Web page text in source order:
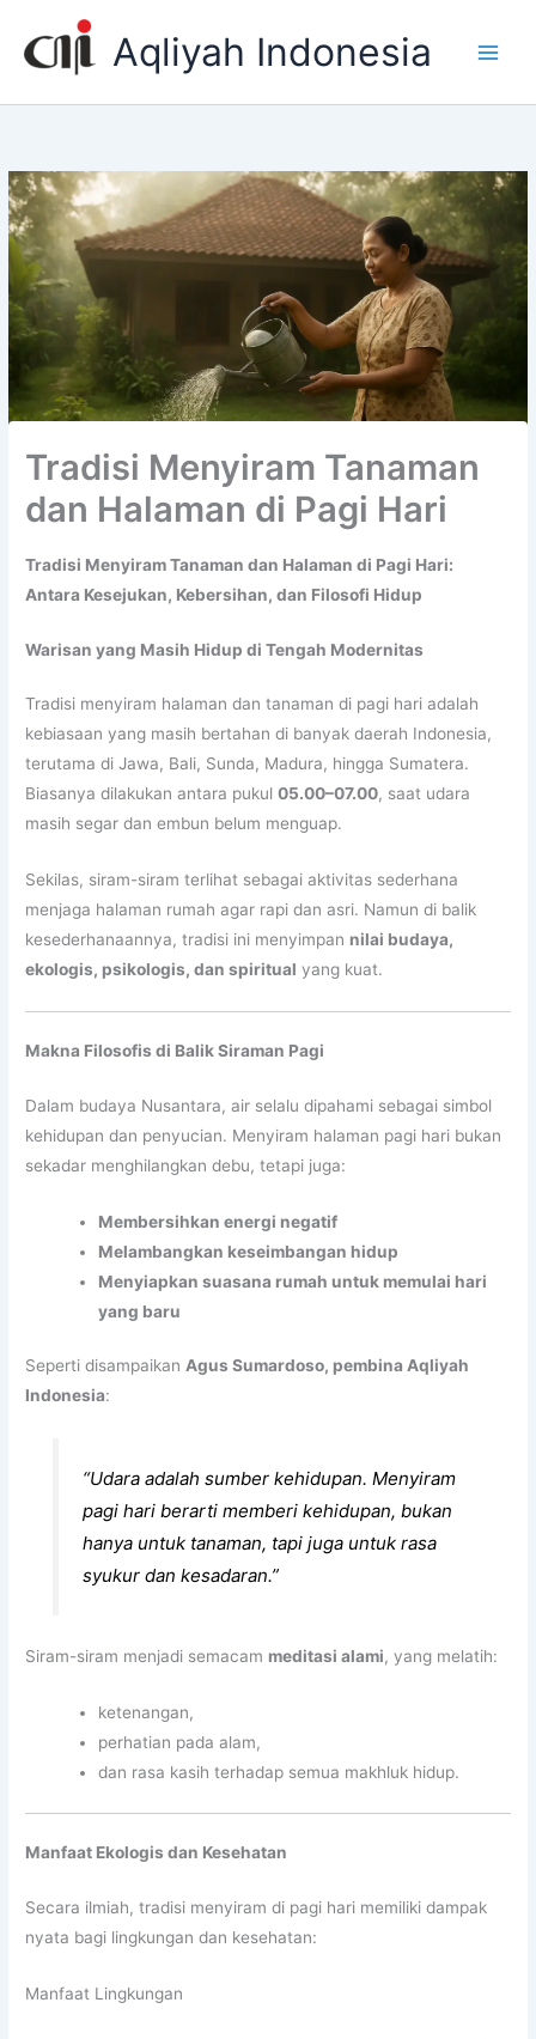
content
Aqliyah Indonesia
Tradisi Menyiram Tanaman
dan Halaman di Pagi Hari
Tradisi Menyiram Tanaman dan Halaman di Pagi Hari:
Antara Kesejukan, Kebersihan, dan Filosofi Hidup
Warisan yang Masih Hidup di Tengah Modernitas
Tradisi menyiram halaman dan tanaman di pagi hari adalah
kebiasaan yang masih bertahan di banyak daerah Indonesia,
terutama di Jawa, Bali, Sunda, Madura, hingga Sumatera.
Biasanya dilakukan antara pukul05.00–07.00, saat udara
masih segar dan embun belum menguap.
Sekilas, siram-siram terlihat sebagai aktivitas sederhana
menjaga halaman rumah agar rapi dan asri. Namun di balik
kesederhanaannya, tradisi ini menyimpan nilai budaya,
ekologis, psikologis, dan spiritual yang kuat.
Makna Filosofis di Balik Siraman Pagi
Dalam budaya Nusantara, air selalu dipahami sebagai simbol
kehidupan dan penyucian. Menyiram halaman pagi hari bukan
sekadar menghilangkan debu, tetapi juga:
Membersihkan energi negatif
Melambangkan keseimbangan hidup
Menyiapkan suasana rumah untuk memulai hari
yang baru
Seperti disampaikanAgus Sumardoso, pembina Aqliyah
Indonesia:
“Udara adalah sumber kehidupan. Menyiram
pagi hari berarti memberi kehidupan, bukan
hanya untuk tanaman, tapi juga untuk rasa
syukur dan kesadaran.”
Siram-siram menjadi semacam meditasi alami, yang melatih:
ketenangan,
perhatian pada alam,
dan rasa kasih terhadap semua makhluk hidup.
Manfaat Ekologis dan Kesehatan
Secara ilmiah, tradisi menyiram di pagi hari memiliki dampak
nyata bagi lingkungan dan kesehatan:
Manfaat Lingkungan